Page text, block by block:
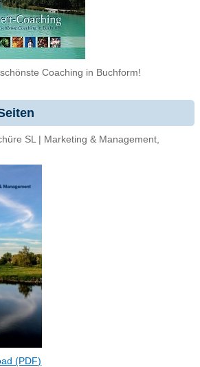
Coaching in Buchform!
SL | Marketing & Management,
(PDF)